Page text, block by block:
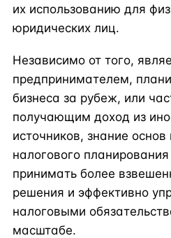
их использованию для
юридических лиц.
Независимо от того,
предпринимателем,
бизнеса за рубеж, или
получающим доход из
источников, знание
налогового
принимать более
решения и эффективно
налоговыми
масштабе.